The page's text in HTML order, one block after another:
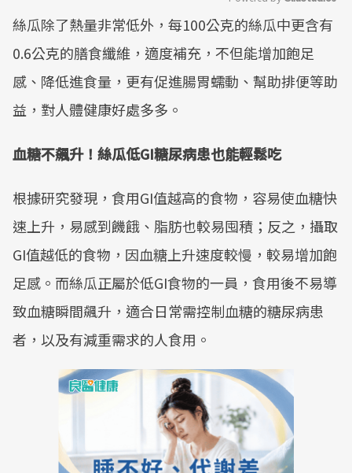
Mute
絲瓜除了熱量非常低外，每100公克的絲瓜中更含有
0.6公克的膳食纖維，適度補充，不但能增加飽足
感、降低進食量，更有促進腸胃蠕動、幫助排便等助
益，對人體健康好處多多。
血糖不飆升！絲瓜低GI糖尿病患也能輕鬆吃
根據研究發現，食用GI值越高的食物，容易使血糖快
速上升，易感到饑餓、脂肪也較易囤積；反之，攝取
GI值越低的食物，因血糖上升速度較慢，較易增加飽
足感。而絲瓜正屬於低GI食物的一員，食用後不易導
致血糖瞬間飆升，適合日常需控制血糖的糖尿病患
者，以及有減重需求的人食用。